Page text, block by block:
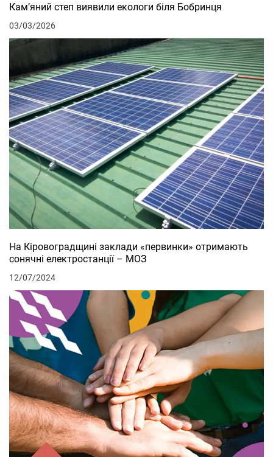
Кам’яний степ виявили екологи біля Бобринця
03/03/2026
На Кіровоградщині заклади «первинки» отримають
сонячні електростанції – МОЗ
12/07/2024